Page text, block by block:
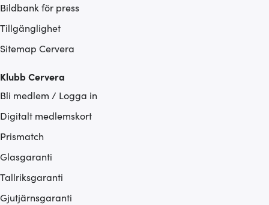
Bildbank för press
Tillgänglighet
Sitemap Cervera
Klubb Cervera
Bli medlem / Logga in
Digitalt medlemskort
Prismatch
Glasgaranti
Tallriksgaranti
Gjutjärnsgaranti